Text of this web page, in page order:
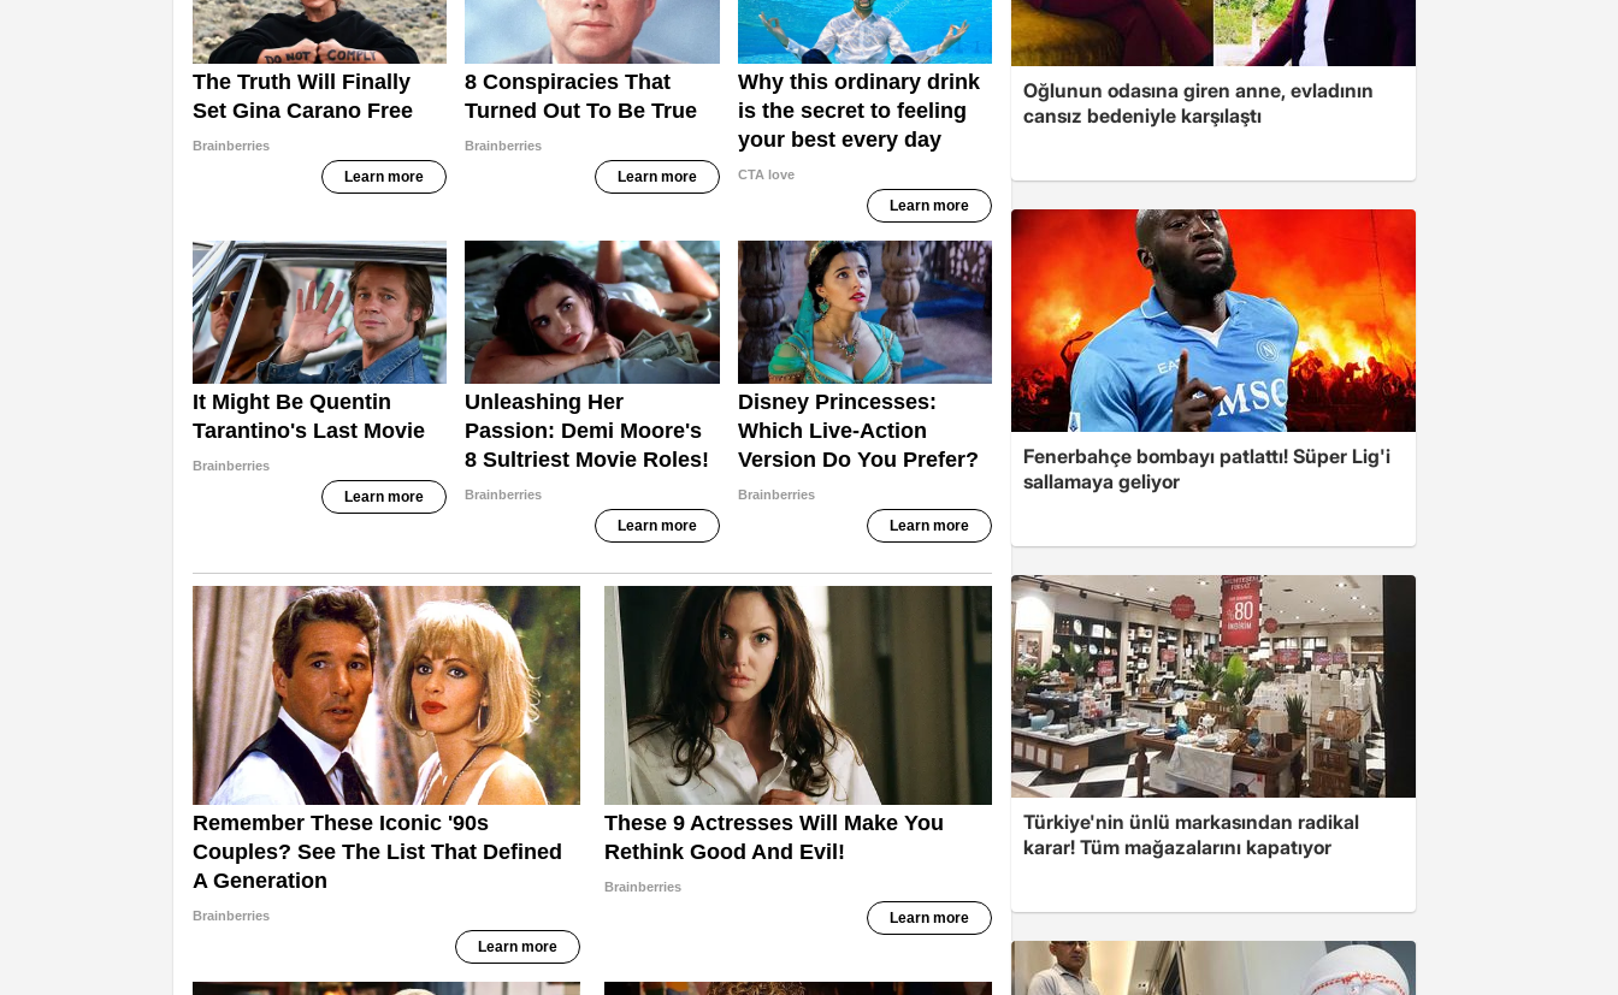
Oğlunun odasına giren anne, evladının
cansız bedeniyle karşılaştı
Fenerbahçe bombayı patlattı! Süper Lig'i
sallamaya geliyor
Türkiye'nin ünlü markasından radikal
karar! Tüm mağazalarını kapatıyor